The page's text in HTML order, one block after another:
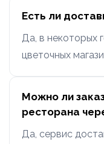
Есть ли
Да, в некоторых
цветочных
Можно ли
ресторана
Да, сервис